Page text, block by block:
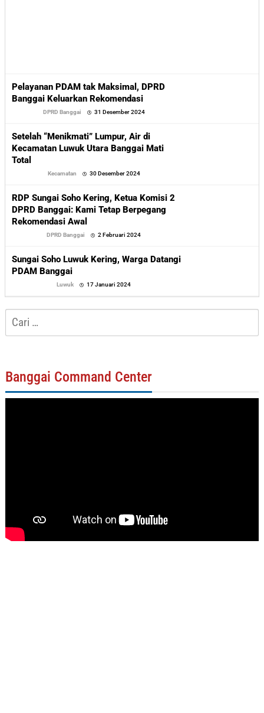
Pelayanan PDAM tak Maksimal, DPRD
Banggai Keluarkan Rekomendasi
DPRD Banggai 31 Desember 2024
Setelah “Menikmati” Lumpur, Air di
Kecamatan Luwuk Utara Banggai Mati
Total
Kecamatan 30 Desember 2024
RDP Sungai Soho Kering, Ketua Komisi 2
DPRD Banggai: Kami Tetap Berpegang
Rekomendasi Awal
DPRD Banggai 2 Februari 2024
Sungai Soho Luwuk Kering, Warga Datangi
PDAM Banggai
Luwuk 17 Januari 2024
Cari
untuk:
Banggai Command Center